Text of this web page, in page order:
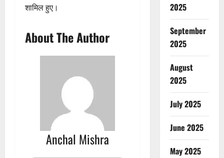
शामिल हुए।
About The Author
Anchal Mishra
2025
September
2025
August
2025
July 2025
June 2025
May 2025